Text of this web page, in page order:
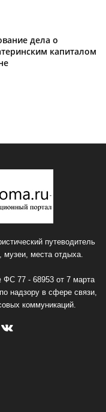
дела о
капиталом
путеводитель
музеи, места отдыха.
77 - 68953 от 7 марта
надзору в сфере связи,
коммуникаций.